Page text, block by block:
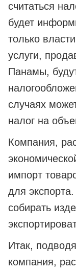
считаться
будет
только
услуги,
Панамы,
случаях
налог на
Компания,
импорт
для
собирать
Итак,
компания,